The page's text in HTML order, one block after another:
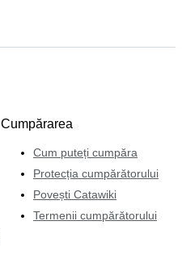
Cumpărarea
Cum puteți cumpăra
Protecția cumpărătorului
Povești Catawiki
Termenii cumpărătorului